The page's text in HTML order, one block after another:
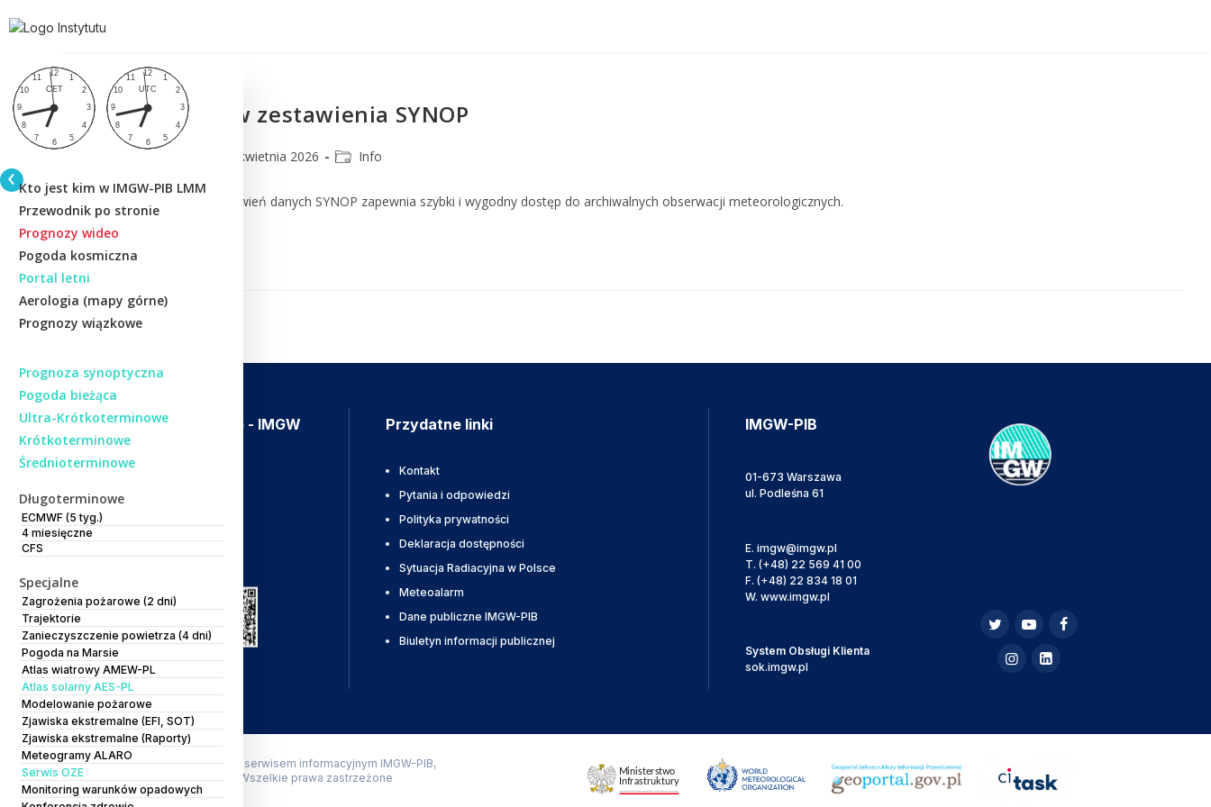
Kto jest kim w IMGW-PIB LMM
Przewodnik po stronie
Prognozy wideo
Pogoda kosmiczna
Portal letni
Aerologia (mapy górne)
Prognozy wiązkowe
Prognoza synoptyczna
Pogoda bieżąca
Ultra-Krótkoterminowe
Krótkoterminowe
Średnioterminowe
Długoterminowe
ECMWF (5 tyg.)
4 miesięczne
CFS
Specjalne
Zagrożenia pożarowe (2 dni)
Trajektorie
Zanieczyszczenie powietrza (4 dni)
Pogoda na Marsie
Atlas wiatrowy AMEW-PL
Atlas solarny AES-PL
Modelowanie pożarowe
Zjawiska ekstremalne (EFI, SOT)
Zjawiska ekstremalne (Raporty)
Meteogramy ALARO
Serwis OZE
Monitoring warunków opadowych
Dobry wgląd w zestawienia SYNOP
15 kwietnia 2026 Info
Nowa przeglądarka zestawień danych SYNOP zapewnia szybki i wygodny dostęp do archiwalnych obserwacji meteorologicznych.
Aplikacja Meteo - IMGW Przydatne linki
Kontakt
Pytania i odpowiedzi
Polityka prywatności
Deklaracja dostępności
Sytuacja Radiacyjna w Polsce
Meteoalarm
Dane publiczne IMGW-PIB
Biuletyn informacji publicznej
IMGW-PIB
01-673 Warszawa
ul. Podleśna 61
E. imgw@imgw.pl
T. (+48) 22 569 41 00
F. (+48) 22 834 18 01
W. www.imgw.pl
System Obsługi Klienta
sok.imgw.pl
Powyższa strona jest serwisem informacyjnym IMGW-PIB,
Copyright IMGW-PIB Wszelkie prawa zastrzeżone